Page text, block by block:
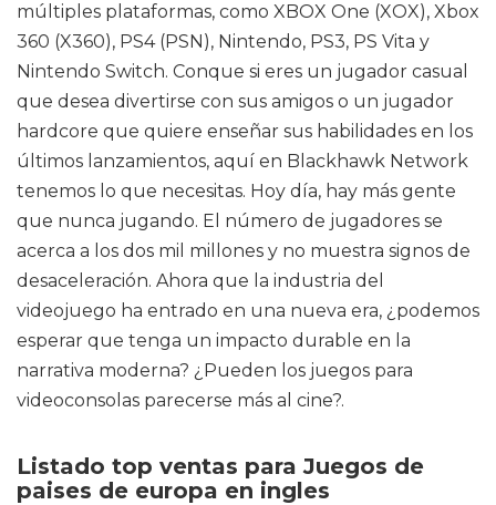
múltiples plataformas, como XBOX One (XOX), Xbox
360 (X360), PS4 (PSN), Nintendo, PS3, PS Vita y
Nintendo Switch. Conque si eres un jugador casual
que desea divertirse con sus amigos o un jugador
hardcore que quiere enseñar sus habilidades en los
últimos lanzamientos, aquí en Blackhawk Network
tenemos lo que necesitas. Hoy día, hay más gente
que nunca jugando. El número de jugadores se
acerca a los dos mil millones y no muestra signos de
desaceleración. Ahora que la industria del
videojuego ha entrado en una nueva era, ¿podemos
esperar que tenga un impacto durable en la
narrativa moderna? ¿Pueden los juegos para
videoconsolas parecerse más al cine?.
Listado top ventas para Juegos de
paises de europa en ingles